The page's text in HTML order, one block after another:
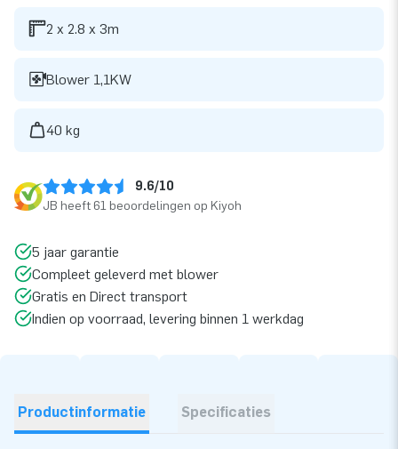
2 x 2.8 x 3m
Blower 1,1KW
40 kg
9.6/10
JB heeft 61 beoordelingen op Kiyoh
5 jaar garantie
Compleet geleverd met blower
Gratis en Direct transport
Indien op voorraad, levering binnen 1 werkdag
Productinformatie Specificaties